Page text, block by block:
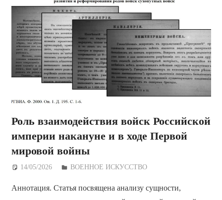
Роль взаимодействия войск Российской
империи накануне и в ходе Первой
мировой войны
14/05/2026 Дежурный по Редакции
ВОЕННОЕ ИСКУССТВО
Аннотация. Статья посвящена анализу сущности,